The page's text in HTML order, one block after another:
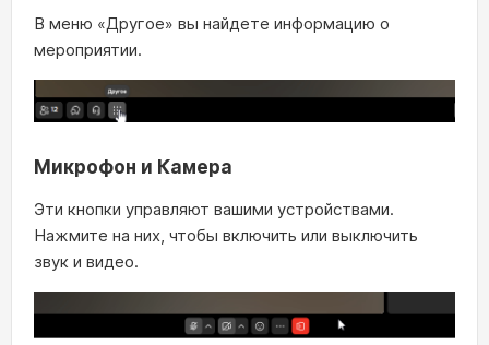
В меню «Другое» вы найдете информацию о
мероприятии.
Микрофон и Камера
Эти кнопки управляют вашими устройствами.
Нажмите на них, чтобы включить или выключить
звук и видео.